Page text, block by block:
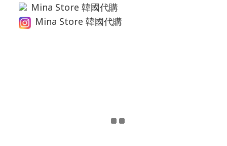
Mina Store 韓國代購
Mina Store 韓國代購